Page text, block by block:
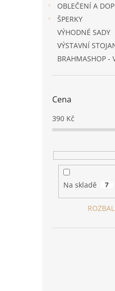
OBLEČENÍ A
ŠPERKY
VÝHODNÉ SADY
VÝSTAVNÍ
BRAHMASHOP -
Cena
390 Kč
Na skladě 7